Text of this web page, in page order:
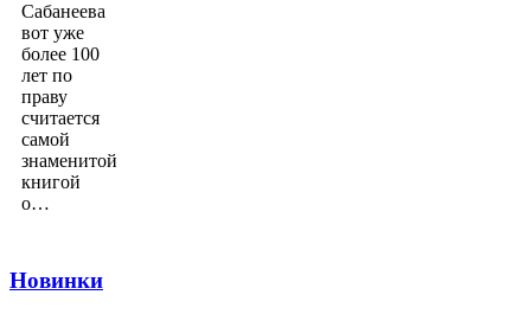
Сабанеева
вот уже
более 100
лет по
праву
считается
самой
знаменитой
книгой
о…
Новинки